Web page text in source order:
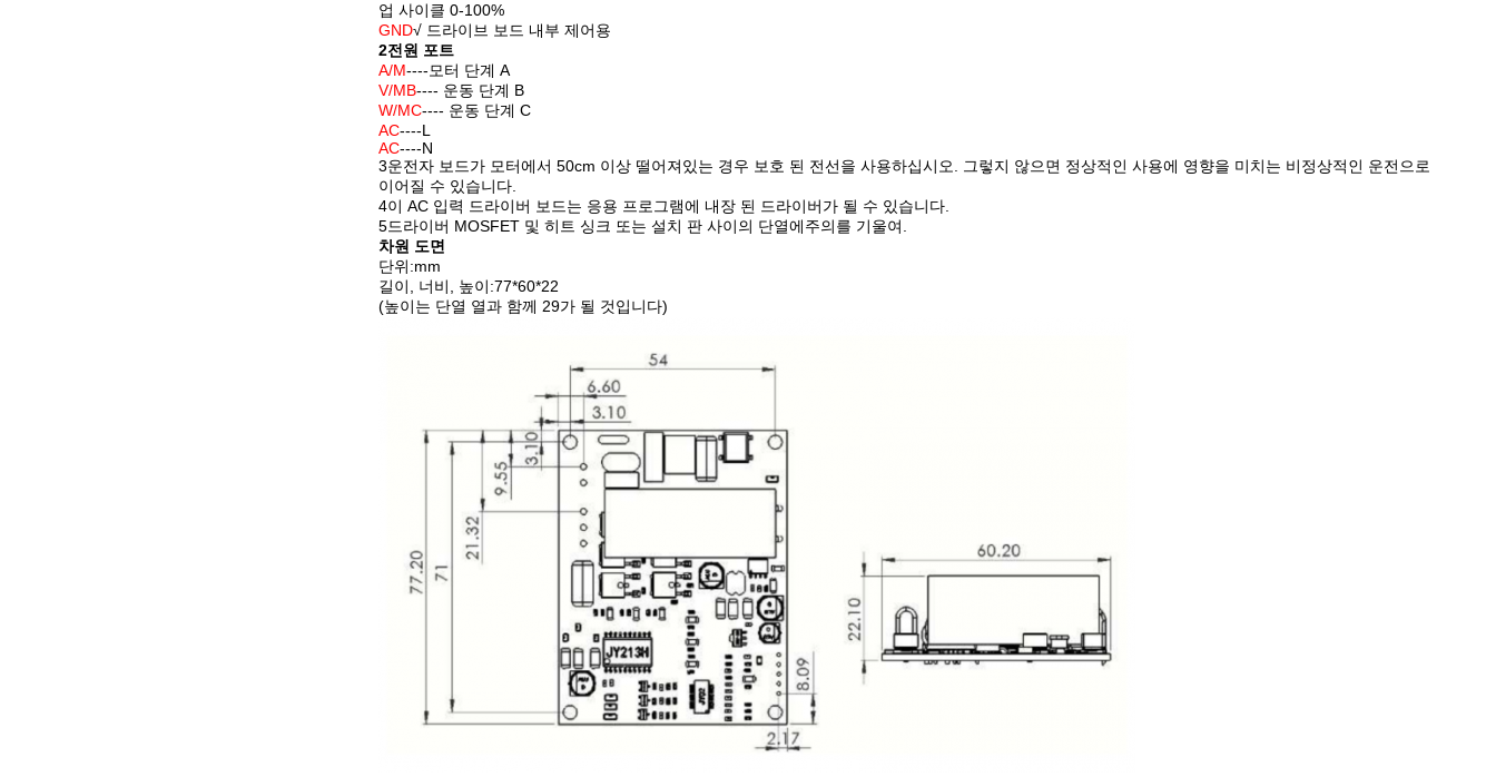
업 사이클 0-100%
GND√ 드라이브 보드 내부 제어용
2전원 포트
A/M----모터 단계 A
V/MB---- 운동 단계 B
W/MC---- 운동 단계 C
AC----L
AC----N
3운전자 보드가 모터에서 50cm 이상 떨어져있는 경우 보호 된 전선을 사용하십시오. 그렇지 않으면 정상적인 사용에 영향을 미치는 비정상적인 운전으로
이어질 수 있습니다.
4이 AC 입력 드라이버 보드는 응용 프로그램에 내장 된 드라이버가 될 수 있습니다.
5드라이버 MOSFET 및 히트 싱크 또는 설치 판 사이의 단열에주의를 기울여.
차원 도면
단위:mm
길이, 너비, 높이:77*60*22
(높이는 단열 열과 함께 29가 될 것입니다)